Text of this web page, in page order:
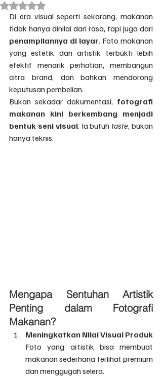
Dinilai NaN dari 5 bintang.
Di era visual seperti sekarang, makanan
penampilannya di layar. Foto makanan
yang estetik dan artistik terbukti lebih
efektif menarik perhatian, membangun
citra brand, dan bahkan mendorong
keputusan pembelian.
Bukan sekadar dokumentasi, fotografi
makanan kini berkembang menjadi
bentuk seni visual. Ia butuh taste, bukan
hanya teknis.
Mengapa Sentuhan Artistik
Penting dalam Fotografi
Makanan?
Foto yang artistik bisa membuat
makanan sederhana terlihat premium
dan menggugah selera.